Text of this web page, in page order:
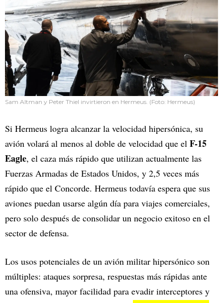
Sam Altman y Peter Thiel invirtieron en Hermeus. (Foto: Hermeus)
Si Hermeus logra alcanzar la velocidad hipersónica, su
avión volará al menos al doble de velocidad que el F-15
Eagle, el caza más rápido que utilizan actualmente las
Fuerzas Armadas de Estados Unidos, y 2,5 veces más
rápido que el Concorde. Hermeus todavía espera que sus
aviones puedan usarse algún día para viajes comerciales,
pero solo después de consolidar un negocio exitoso en el
sector de defensa.
Los usos potenciales de un avión militar hipersónico son
múltiples: ataques sorpresa, respuestas más rápidas ante
una ofensiva, mayor facilidad para evadir interceptores y